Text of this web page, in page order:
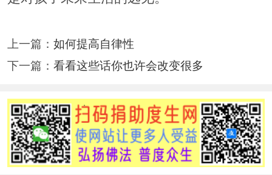
上一篇： 如何提高自律性
下一篇： 看看这些话你也许会改变很多